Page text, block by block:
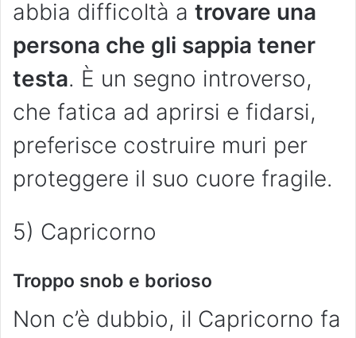
abbia difficoltà a trovare una
persona che gli sappia tener
testa. È un segno introverso,
che fatica ad aprirsi e fidarsi,
preferisce costruire muri per
proteggere il suo cuore fragile.
5) Capricorno
Troppo snob e borioso
Non c’è dubbio, il Capricorno fa